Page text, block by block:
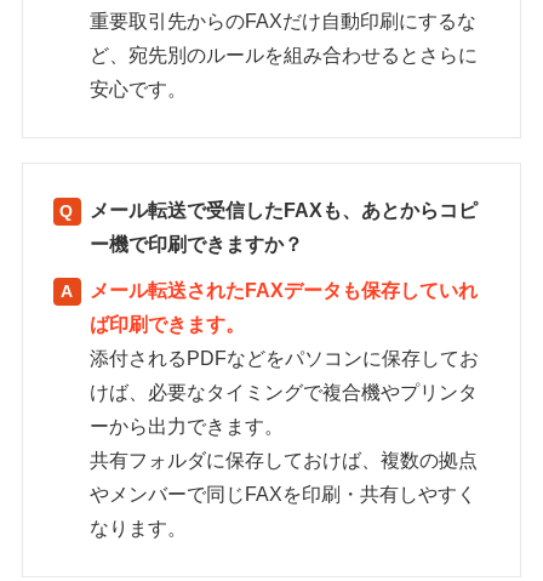
重要取引先からのFAXだけ自動印刷にするな
ど、宛先別のルールを組み合わせるとさらに
安心です。
メール転送で受信したFAXも、あとからコピ
ー機で印刷できますか？
メール転送されたFAXデータも保存していれ
ば印刷できます。
添付されるPDFなどをパソコンに保存してお
けば、必要なタイミングで複合機やプリンタ
ーから出力できます。
共有フォルダに保存しておけば、複数の拠点
やメンバーで同じFAXを印刷・共有しやすく
なります。